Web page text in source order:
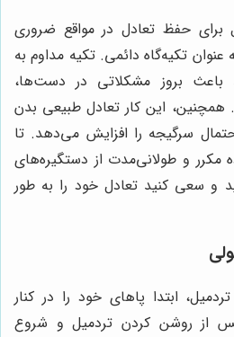
برای حفظ تعادل در مواقع ضروری
تکیه‌گاه دائمی. تکیه مداوم به
باعث بروز مشکلاتی در دست‌ها،
این کار تعادل طبیعی بدن
سرگیجه را افزایش می‌دهد. تا
مکرر و طولانی‌مدت از دستگیره‌های
و سعی کنید تعادل خود را به طور
ابتدا پاهای خود را در کنار
از روشن کردن تردمیل و شروع